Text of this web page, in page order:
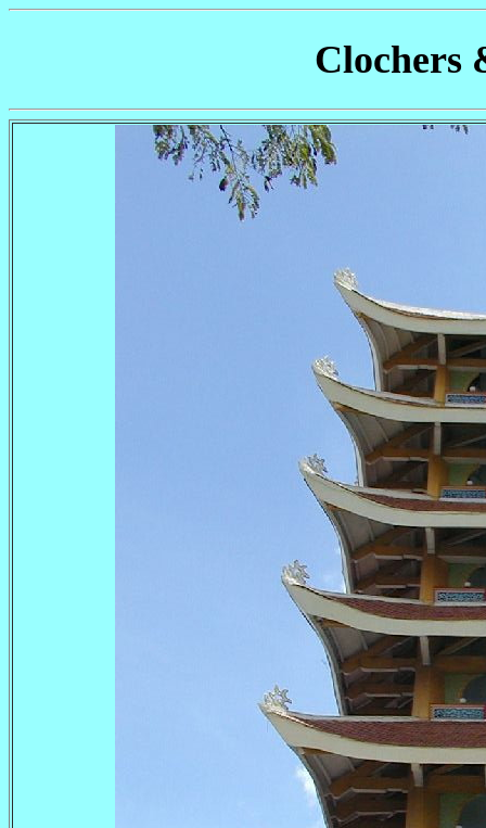
Clochers